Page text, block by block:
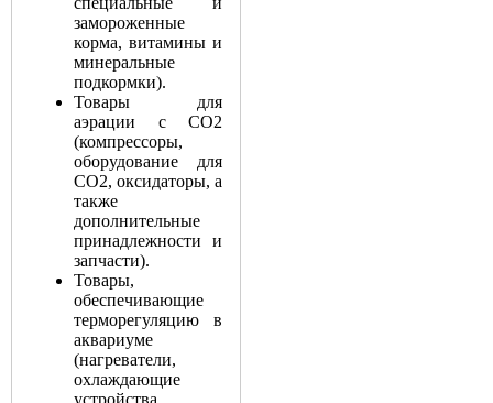
замороженные
корма, витамины и
минеральные
подкормки).
Товары для
аэрации с СО2
(компрессоры,
оборудование для
СО2, оксидаторы, а
также
дополнительные
принадлежности и
запчасти).
Товары,
обеспечивающие
терморегуляцию в
аквариуме
(нагреватели,
охлаждающие
устройства,